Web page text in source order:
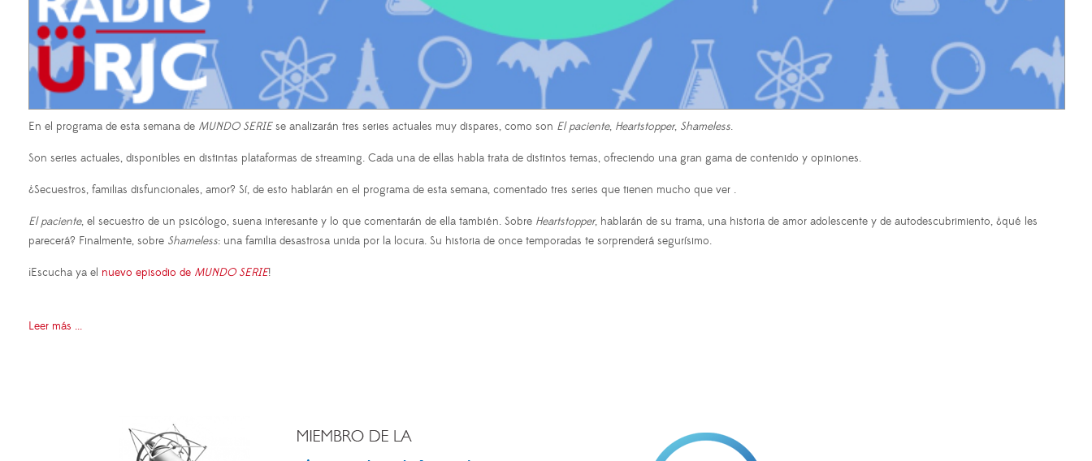
En el programa de esta semana de MUNDO SERIEse analizarán tres series actuales muy dispares, como son El paciente, Heartstopper, Shameless.
Son series actuales, disponibles en distintas plataformas de streaming. Cada una de ellas habla trata de distintos temas, ofreciendo una gran gama de contenido y opiniones.
¿Secuestros, familias disfuncionales, amor? Sí, de esto hablarán en el programa de esta semana, comentado tres series que tienen mucho que ver .
El paciente, el secuestro de un psicólogo, suena interesante y lo que comentarán de ella también. Sobre Heartstopper, hablarán de su trama, una historia de amor adolescente y de autodescubrimiento, ¿qué les
parecerá? Finalmente, sobre Shameless: una familia desastrosa unida por la locura. Su historia de once temporadas te sorprenderá segurísimo.
¡Escucha ya el nuevo episodio de MUNDO SERIE!
Leer más ...